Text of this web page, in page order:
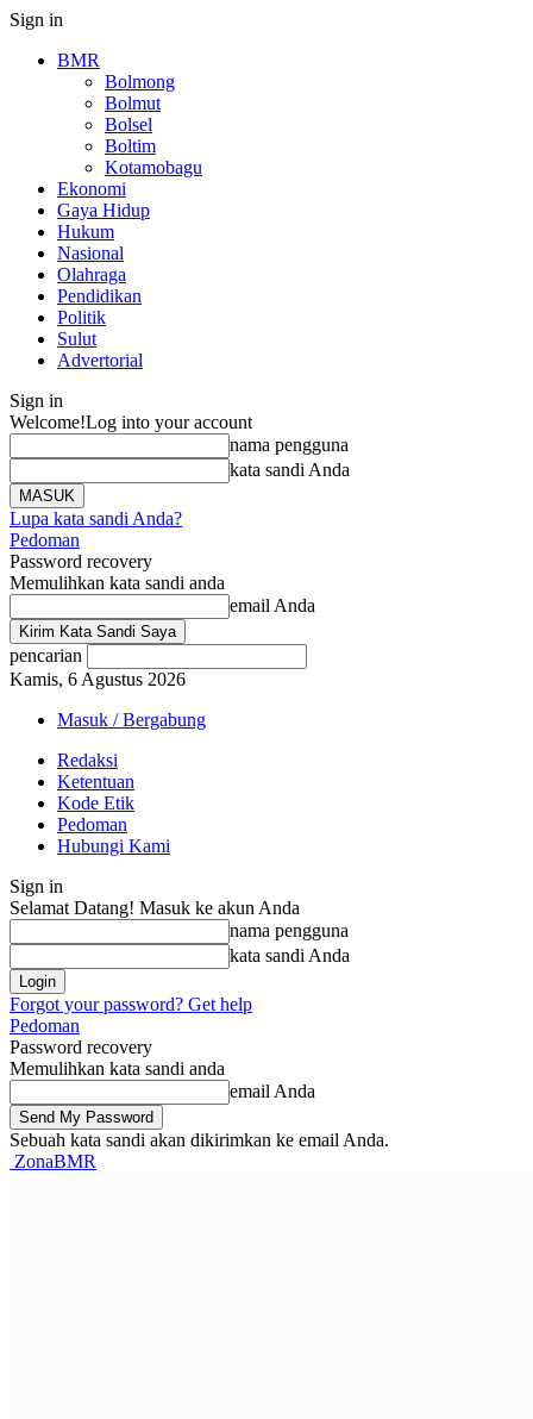
Sign in
BMR
Bolmong
Bolmut
Bolsel
Boltim
Kotamobagu
Ekonomi
Gaya Hidup
Hukum
Nasional
Olahraga
Pendidikan
Politik
Sulut
Advertorial
Sign in
Welcome!Log into your account
nama pengguna
kata sandi Anda
Lupa kata sandi Anda?
Pedoman
Password recovery
Memulihkan kata sandi anda
email Anda
pencarian
Kamis, 6 Agustus 2026
Masuk / Bergabung
Redaksi
Ketentuan
Kode Etik
Pedoman
Hubungi Kami
Sign in
Selamat Datang! Masuk ke akun Anda
nama pengguna
kata sandi Anda
Forgot your password? Get help
Pedoman
Password recovery
Memulihkan kata sandi anda
email Anda
Sebuah kata sandi akan dikirimkan ke email Anda.
ZonaBMR